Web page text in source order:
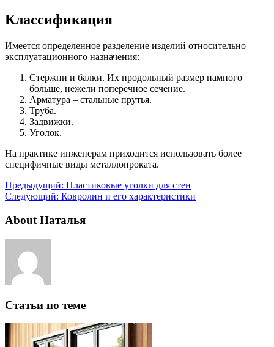
Классификация
Имеется определенное разделение изделий относительно
эксплуатационного назначения:
Стержни и балки. Их продольный размер намного
больше, нежели поперечное сечение.
Арматура – стальные прутья.
Труба.
Задвижки.
Уголок.
На практике инженерам приходится использовать более
специфичные виды металлопроката.
Предыдущий: Пластиковые уголки для стен
Следующий: Ковролин и его характеристики
About Наталья
Статьи по теме